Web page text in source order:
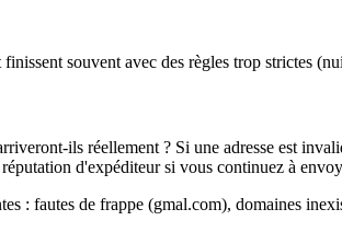
souvent avec des règles trop strictes
ils réellement ? Si une adresse est
d'expéditeur si vous continuez à
: fautes de frappe (gmal.com), domaines